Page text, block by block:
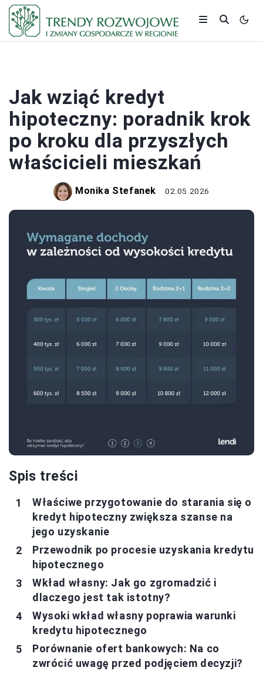
Jak wziąć kredyt
hipoteczny: poradnik krok
po kroku dla przyszłych
właścicieli mieszkań
Monika Stefanek 02.05.2026
Spis treści
Właściwe przygotowanie do starania się o
kredyt hipoteczny zwiększa szanse na
jego uzyskanie
Przewodnik po procesie uzyskania kredytu
hipotecznego
Wkład własny: Jak go zgromadzić i
dlaczego jest tak istotny?
Wysoki wkład własny poprawia warunki
kredytu hipotecznego
Porównanie ofert bankowych: Na co
zwrócić uwagę przed podjęciem decyzji?